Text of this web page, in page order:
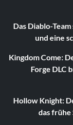
Das Diablo-
und eine
Kingdom Come:
Forge DLC
Hollow Knight:
das frühe